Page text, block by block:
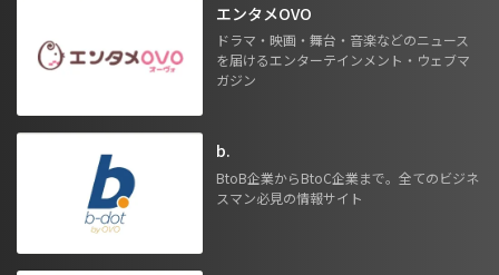
エンタメOVO
ドラマ・映画・舞台・音楽などのニュース
を届けるエンターテインメント・ウェブマ
ガジン
b.
BtoB企業からBtoC企業まで。全てのビジネ
スマン必見の情報サイト